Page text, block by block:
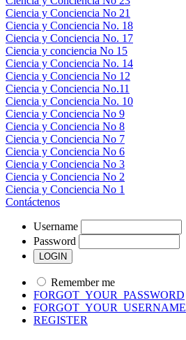
Ciencia y Conciencia No 21
Ciencia y Conciencia No. 18
Ciencia y Conciencia No. 17
Ciencia y conciencia No 15
Ciencia y Conciencia No. 14
Ciencia y Conciencia No 12
Ciencia y Conciencia No.11
Ciencia y Conciencia No. 10
Ciencia y Conciencia No 9
Ciencia y Conciencia No 8
Ciencia y Conciencia No 7
Ciencia y Conciencia No 6
Ciencia y Conciencia No 3
Ciencia y Conciencia No 2
Ciencia y Conciencia No 1
Contáctenos
Username
Password
Remember me
FORGOT_YOUR_PASSWORD
FORGOT_YOUR_USERNAME
REGISTER